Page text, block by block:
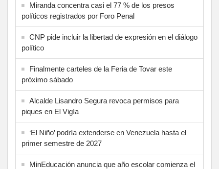
Miranda concentra casi el 77 % de los presos
políticos registrados por Foro Penal
CNP pide incluir la libertad de expresión en el diálogo
político
Finalmente carteles de la Feria de Tovar este
próximo sábado
Alcalde Lisandro Segura revoca permisos para
piques en El Vigía
‘El Niño’ podría extenderse en Venezuela hasta el
primer semestre de 2027
MinEducación anuncia que año escolar comienza el